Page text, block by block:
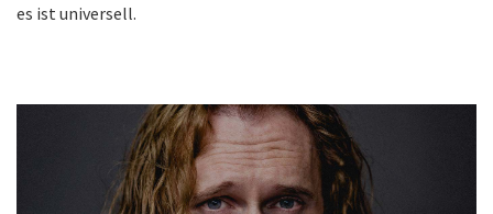
es ist universell.